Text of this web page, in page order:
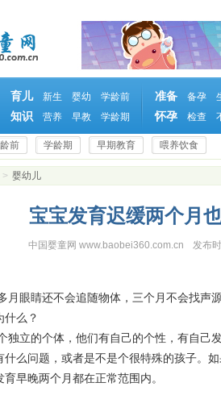
育儿
知识
新生 婴幼
学龄前
营养
早教 学龄期
准备
怀孕
备孕
检查
前 学龄期 早期教育 喂养饮食
> 婴幼儿
宝宝发育迟缓两个月
中国婴童网 www.baobei360.com.cn 发布
眼睛还不会追随物体，三个月不会找声
什么？
立的个体，他们有自己的个性，有自己
么问题，或者是不是个很特殊的孩子。
早晚两个月都在正常范围内。